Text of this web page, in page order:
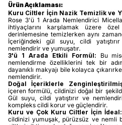
Ürün Açıklaması:
Kuru Ciltler İçin Nazik Temizlik ve
Rose 3'ü 1 Arada Nemlendirici
ihtiyaçlarını karşılamak üzere
derinlemesine temizlerken aynı
İçeriğindeki gül suyu, cildi
nemlendirir ve yumuşatır.
3'ü 1 Arada Etkili Formül: Bu
nemlendirme özelliklerini tek bir
dayanıklı makyajı bile kolayca
nemlendirir.
Doğal İçeriklerle
içeren formülü, cildinizi doğal bir
Gül suyu, cildi yatıştırır ve
kompleks cildi korur ve güçlendirir.
Kuru ve Çok Kuru Ciltler İçin İdeal:
cildinizi yumuşak, pürüzsüz ve nemli